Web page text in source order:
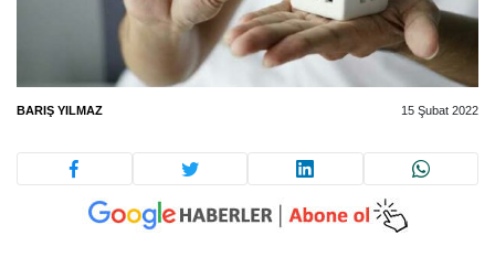
BARIŞ YILMAZ 15 Şubat 2022